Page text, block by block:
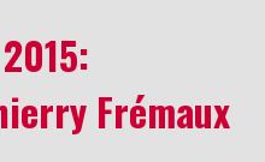
Frémaux